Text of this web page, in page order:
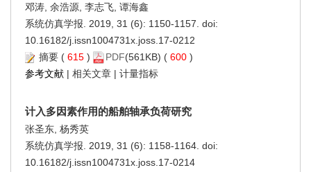
邓涛, 余浩源, 李志飞, 谭海鑫
系统仿真学报. 2019, 31 (6): 1150-1157. doi:
10.16182/j.issn1004731x.joss.17-0212
摘要 ( 615 ) PDF(561KB) ( 600 )
参考文献 | 相关文章 | 计量指标
计入多因素作用的船舶轴承负荷研究
张圣东, 杨秀英
系统仿真学报. 2019, 31 (6): 1158-1164. doi:
10.16182/j.issn1004731x.joss.17-0214